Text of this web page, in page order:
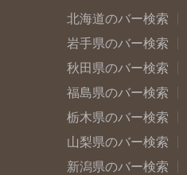
北海道のバー検索
岩手県のバー検索
秋田県のバー検索
福島県のバー検索
栃木県のバー検索
山梨県のバー検索
新潟県のバー検索